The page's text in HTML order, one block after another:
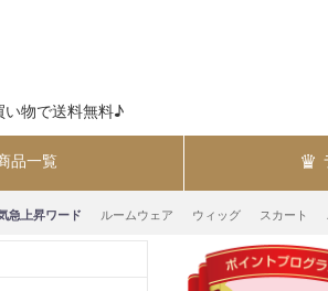
物で送料無料♪
品一覧
急上昇ワード ルームウェア ウィッグ スカート